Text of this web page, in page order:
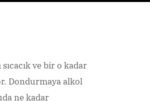
ve bir o kadar
Dondurmaya alkol
ne kadar